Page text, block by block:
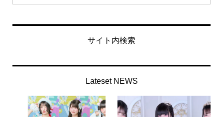
サイト内検索
Lateset NEWS